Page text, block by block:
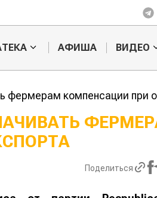
АФИША ВИДЕО
компенсации при
Поделиться
жука будут
лазером